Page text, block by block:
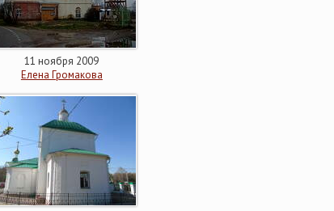
11 ноября 2009
Елена Громакова